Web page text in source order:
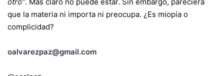
que la materia ni importa ni preocupa. ¿Es miopía o
complicidad?
oalvarezpaz@gmail.com